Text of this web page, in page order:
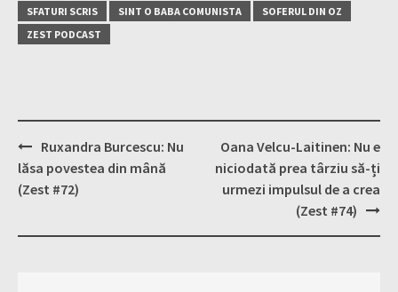
SFATURI SCRIS
SINT O BABA COMUNISTA
SOFERUL DIN OZ
ZEST PODCAST
Post
navigation
Ruxandra Burcescu: Nu
lăsa povestea din mână
(Zest #72)
Oana Velcu-Laitinen: Nu e
niciodată prea târziu să-ți
urmezi impulsul de a crea
(Zest #74)